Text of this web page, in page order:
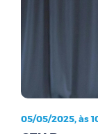
05/05/2025, às